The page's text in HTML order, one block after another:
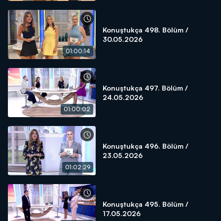
01:00:14
Konuştukça 498. Bölüm /
30.05.2026
01:00:02
Konuştukça 497. Bölüm /
24.05.2026
01:02:29
Konuştukça 496. Bölüm /
23.05.2026
Konuştukça 495. Bölüm /
17.05.2026